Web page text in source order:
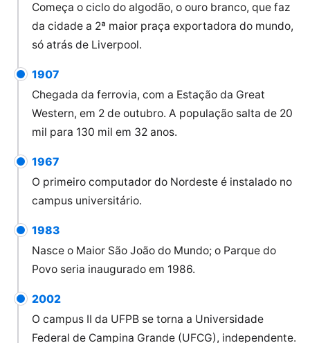
Começa o ciclo do algodão, o ouro branco, que faz
da cidade a 2ª maior praça exportadora do mundo,
só atrás de Liverpool.
1907
Chegada da ferrovia, com a Estação da Great
Western, em 2 de outubro. A população salta de 20
mil para 130 mil em 32 anos.
1967
O primeiro computador do Nordeste é instalado no
campus universitário.
1983
Nasce o Maior São João do Mundo; o Parque do
Povo seria inaugurado em 1986.
2002
O campus II da UFPB se torna a Universidade
Federal de Campina Grande (UFCG), independente.